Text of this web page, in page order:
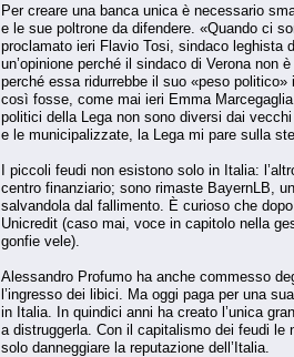
Per creare una banca unica è necessario
e le sue poltrone da difendere. «Quando ci
proclamato ieri Flavio Tosi, sindaco leghista
un’opinione perché il sindaco di Verona non
perché essa ridurrebbe il suo «peso
così fosse, come mai ieri Emma
politici della Lega non sono diversi dai
e le municipalizzate, la Lega mi pare sulla
I piccoli feudi non esistono solo in Italia:
centro finanziario; sono rimaste BayernLB,
salvandola dal fallimento. È curioso che
Unicredit (caso mai, voce in capitolo nella
gonfie vele).
Alessandro Profumo ha anche commesso
l’ingresso dei libici. Ma oggi paga per una
in Italia. In quindici anni ha creato l’unica
a distruggerla. Con il capitalismo dei feudi
solo danneggiare la reputazione dell’Italia.